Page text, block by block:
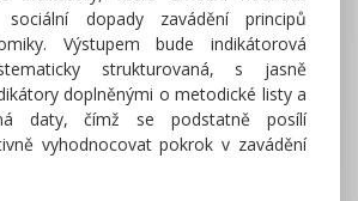
dopady zavádění principů
Výstupem bude indikátorová
strukturovaná, s jasně
doplněnými o metodické listy a
daty, čímž se podstatně posílí
vyhodnocovat pokrok v zavádění